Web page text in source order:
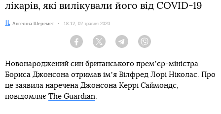
лікарів, які вилікували його від COVID-19
Автор:
Ангеліна Шеремет Дата:
18:12, 02 травня 2020
Facebook Twitter Telegram
Новонароджений син британського премʼєр-міністра
Бориса Джонсона отримав імʼя Вілфред Лорі Ніколас. Про
це заявила наречена Джонсона Керрі Саймондс,
повідомляє The Guardian.